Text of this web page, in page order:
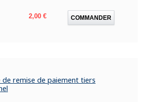
Prix
2,00 € COMMANDER
de remise de paiement tiers